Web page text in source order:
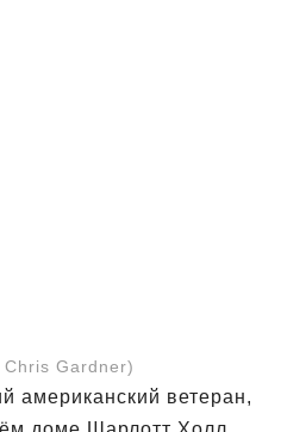
Gardner)
американский ветеран,